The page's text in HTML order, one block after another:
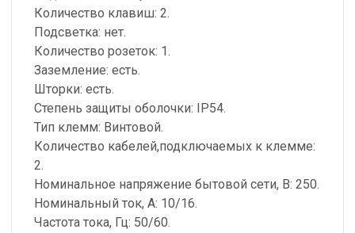
Количество клавиш: 2.
Подсветка: нет.
Количество розеток: 1.
Заземление: есть.
Шторки: есть.
Степень защиты оболочки: IP54.
Тип клемм: Винтовой.
Количество кабелей,подключаемых к клемме:
2.
Номинальное напряжение бытовой сети, В: 250.
Номинальный ток, А: 10/16.
Частота тока, Гц: 50/60.